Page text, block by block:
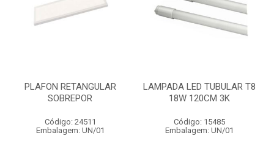
PLAFON RETANGULAR
SOBREPOR
Código: 24511
Embalagem: UN/01
LAMPADA LED TUBULAR T8
18W 120CM 3K
Código: 15485
Embalagem: UN/01